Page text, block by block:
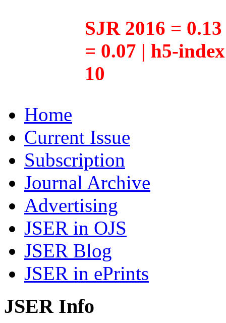
SJR 2016 =
= 0.07 | h5-
10
Home
Current Issue
Subscription
Journal Archive
Advertising
JSER in OJS
JSER Blog
JSER in ePrints
JSER Info